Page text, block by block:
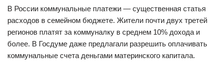
В России коммунальные платежи — существенная статья
расходов в семейном бюджете. Жители почти двух третей
регионов платят за коммуналку в среднем 10% дохода и
более. В Госдуме даже предлагали разрешить оплачивать
коммунальные счета деньгами материнского капитала.